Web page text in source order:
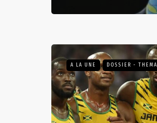
A LA UNE DOSSIER - THEMA